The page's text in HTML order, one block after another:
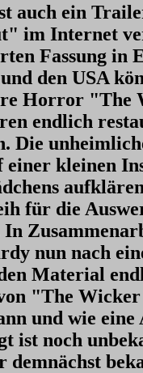
auch ein
im Internet
Fassung in
den USA
Horror "The
endlich
Die
kleinen
für die
nun nach
Material
"The
und wie eine
ist noch
demnächst